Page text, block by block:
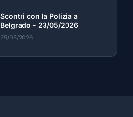
Scontri con la Polizia a
Belgrado - 23/05/2026
25/05/2026